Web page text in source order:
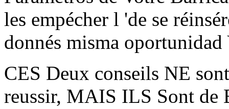
les empécher l 'de se
donnés misma oportunidad
CES Deux conseils NE
reussir, MAIS ILS Sont de